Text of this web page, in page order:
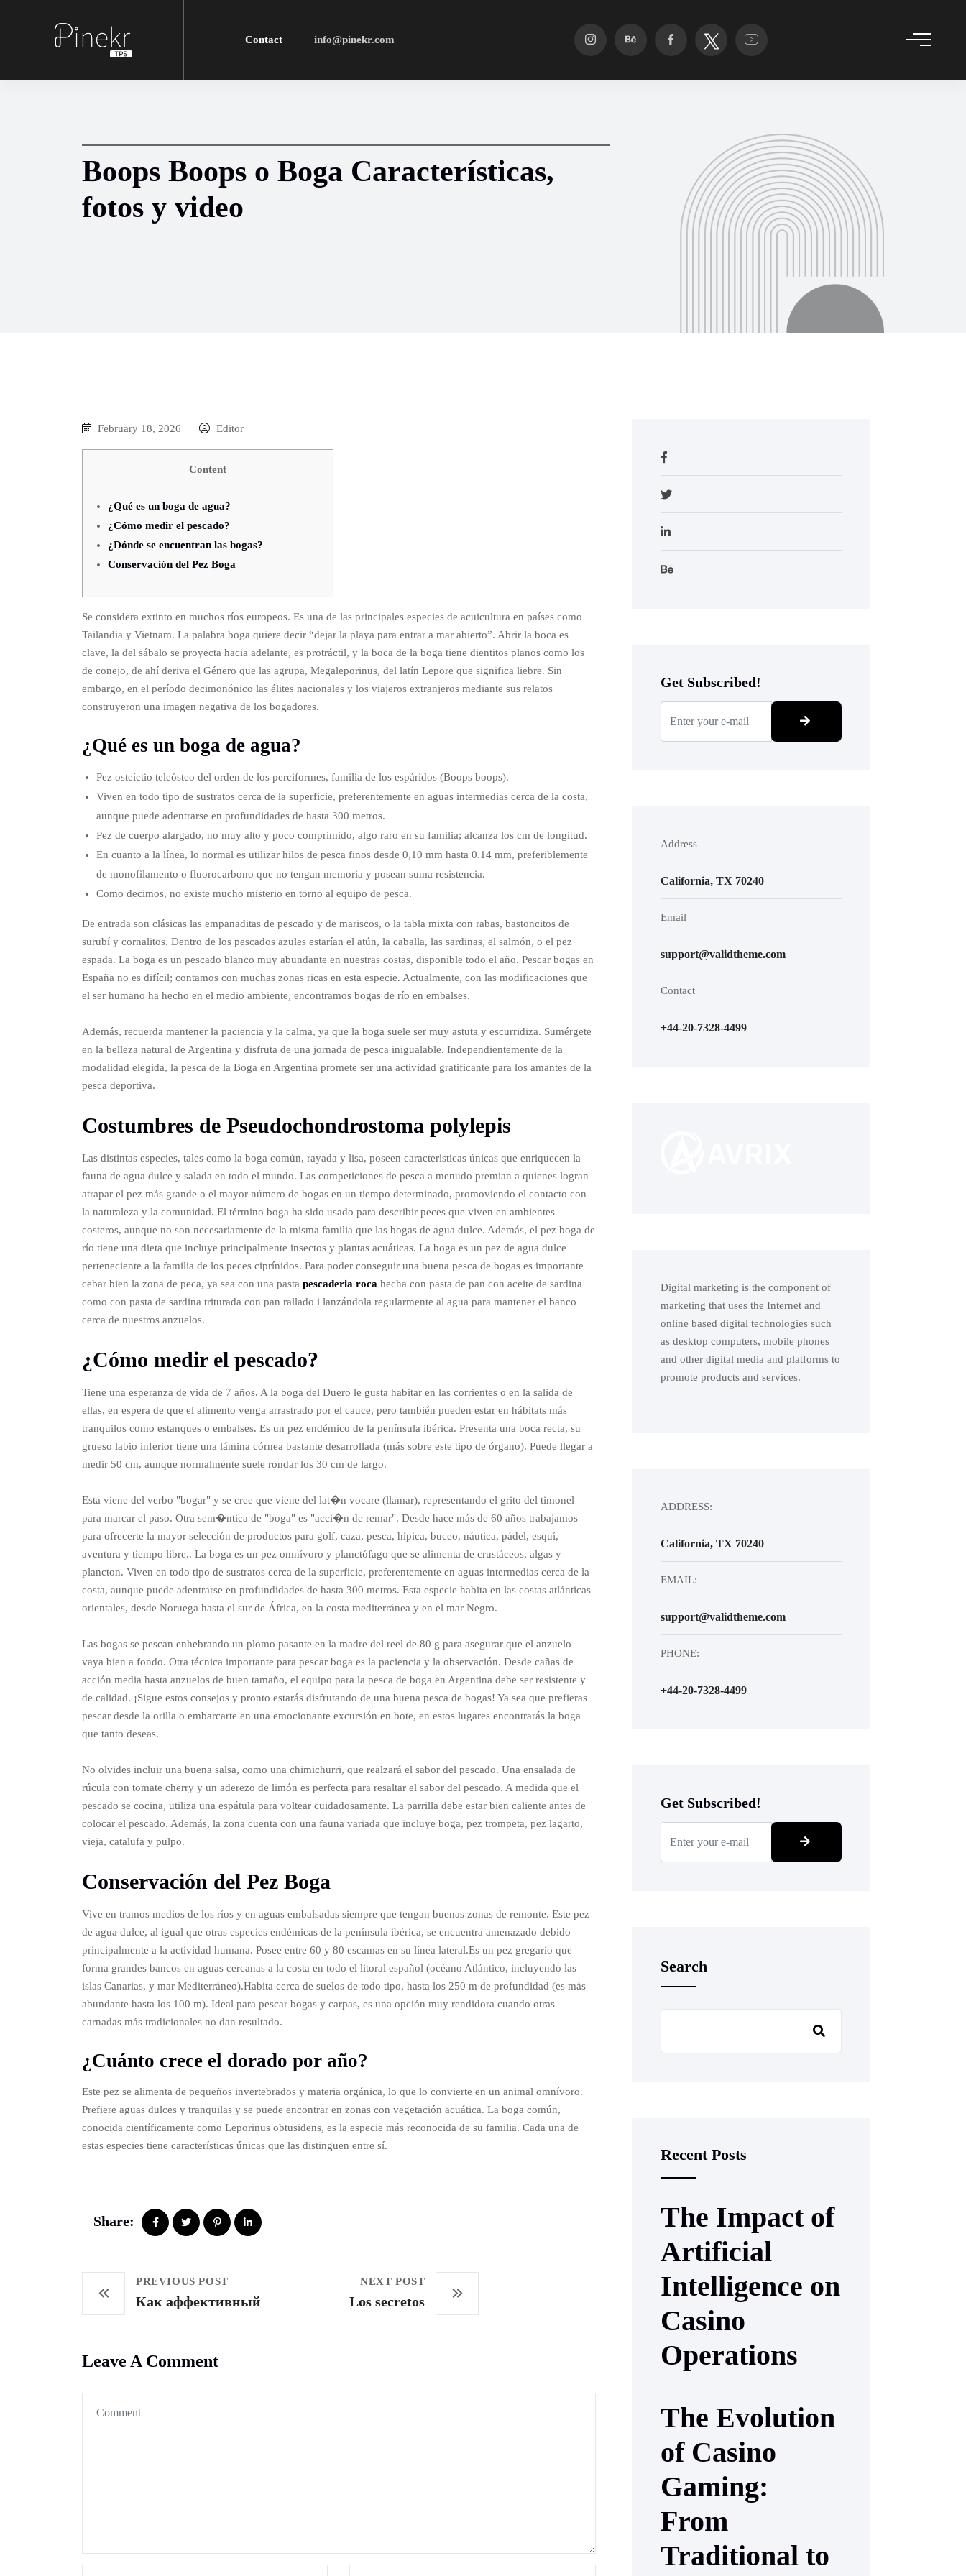
Contact info@pinekr.com
Boops Boops o Boga Características,
fotos y video
February 18, 2026 Editor
Content
¿Qué es un boga de agua?
¿Cómo medir el pescado?
¿Dónde se encuentran las bogas?
Conservación del Pez Boga
Se considera extinto en muchos ríos europeos. Es una de las principales especies de acuicultura en países como
Tailandia​ y Vietnam. La palabra boga quiere decir “dejar la playa para entrar a mar abierto”. Abrir la boca es
clave, la del sábalo se proyecta hacia adelante, es protráctil, y la boca de la boga tiene dientitos planos como los
de conejo, de ahí deriva el Género que las agrupa, Megaleporinus, del latín Lepore que significa liebre. Sin
embargo, en el período decimonónico las élites nacionales y los viajeros extranjeros mediante sus relatos
construyeron una imagen negativa de los bogadores.
¿Qué es un boga de agua?
Pez osteíctio teleósteo del orden de los perciformes, familia de los espáridos (Boops boops).
Viven en todo tipo de sustratos cerca de la superficie, preferentemente en aguas intermedias cerca de la costa,
aunque puede adentrarse en profundidades de hasta 300 metros.
Pez de cuerpo alargado, no muy alto y poco comprimido, algo raro en su familia; alcanza los cm de longitud.
En cuanto a la línea, lo normal es utilizar hilos de pesca finos desde 0,10 mm hasta 0.14 mm, preferiblemente
de monofilamento o fluorocarbono que no tengan memoria y posean suma resistencia.
Como decimos, no existe mucho misterio en torno al equipo de pesca.
De entrada son clásicas las empanaditas de pescado y de mariscos, o la tabla mixta con rabas, bastoncitos de
surubí y cornalitos. Dentro de los pescados azules estarían el atún, la caballa, las sardinas, el salmón, o el pez
espada. La boga es un pescado blanco muy abundante en nuestras costas, disponible todo el año. Pescar bogas en
España no es difícil; contamos con muchas zonas ricas en esta especie. Actualmente, con las modificaciones que
el ser humano ha hecho en el medio ambiente, encontramos bogas de río en embalses.
Además, recuerda mantener la paciencia y la calma, ya que la boga suele ser muy astuta y escurridiza. Sumérgete
en la belleza natural de Argentina y disfruta de una jornada de pesca inigualable. Independientemente de la
modalidad elegida, la pesca de la Boga en Argentina promete ser una actividad gratificante para los amantes de la
pesca deportiva.
Costumbres de Pseudochondrostoma polylepis
Las distintas especies, tales como la boga común, rayada y lisa, poseen características únicas que enriquecen la
fauna de agua dulce y salada en todo el mundo. Las competiciones de pesca a menudo premian a quienes logran
atrapar el pez más grande o el mayor número de bogas en un tiempo determinado, promoviendo el contacto con
la naturaleza y la comunidad. El término boga ha sido usado para describir peces que viven en ambientes
costeros, aunque no son necesariamente de la misma familia que las bogas de agua dulce. Además, el pez boga de
río tiene una dieta que incluye principalmente insectos y plantas acuáticas. La boga es un pez de agua dulce
perteneciente a la familia de los peces ciprínidos. Para poder conseguir una buena pesca de bogas es importante
cebar bien la zona de peca, ya sea con una pasta pescaderia roca hecha con pasta de pan con aceite de sardina
como con pasta de sardina triturada con pan rallado i lanzándola regularmente al agua para mantener el banco
cerca de nuestros anzuelos.
¿Cómo medir el pescado?
Tiene una esperanza de vida de 7 años. A la boga del Duero le gusta habitar en las corrientes o en la salida de
ellas, en espera de que el alimento venga arrastrado por el cauce, pero también pueden estar en hábitats más
tranquilos como estanques o embalses. Es un pez endémico de la península ibérica. Presenta una boca recta, su
grueso labio inferior tiene una lámina córnea bastante desarrollada (más sobre este tipo de órgano). Puede llegar a
medir 50 cm, aunque normalmente suele rondar los 30 cm de largo.
Esta viene del verbo "bogar" y se cree que viene del lat�n vocare (llamar), representando el grito del timonel
para marcar el paso. Otra sem�ntica de "boga" es "acci�n de remar". Desde hace más de 60 años trabajamos
para ofrecerte la mayor selección de productos para golf, caza, pesca, hípica, buceo, náutica, pádel, esquí,
aventura y tiempo libre.. La boga es un pez omnívoro y planctófago que se alimenta de crustáceos, algas y
plancton. Viven en todo tipo de sustratos cerca de la superficie, preferentemente en aguas intermedias cerca de la
costa, aunque puede adentrarse en profundidades de hasta 300 metros. Esta especie habita en las costas atlánticas
orientales, desde Noruega hasta el sur de África, en la costa mediterránea y en el mar Negro.
Las bogas se pescan enhebrando un plomo pasante en la madre del reel de 80 g para asegurar que el anzuelo
vaya bien a fondo. Otra técnica importante para pescar boga es la paciencia y la observación. Desde cañas de
acción media hasta anzuelos de buen tamaño, el equipo para la pesca de boga en Argentina debe ser resistente y
de calidad. ¡Sigue estos consejos y pronto estarás disfrutando de una buena pesca de bogas! Ya sea que prefieras
pescar desde la orilla o embarcarte en una emocionante excursión en bote, en estos lugares encontrarás la boga
que tanto deseas.
No olvides incluir una buena salsa, como una chimichurri, que realzará el sabor del pescado. Una ensalada de
rúcula con tomate cherry y un aderezo de limón es perfecta para resaltar el sabor del pescado. A medida que el
pescado se cocina, utiliza una espátula para voltear cuidadosamente. La parrilla debe estar bien caliente antes de
colocar el pescado. Además, la zona cuenta con una fauna variada que incluye boga, pez trompeta, pez lagarto,
vieja, catalufa y pulpo.
Conservación del Pez Boga
Vive en tramos medios de los ríos y en aguas embalsadas siempre que tengan buenas zonas de remonte. Este pez
de agua dulce, al igual que otras especies endémicas de la península ibérica, se encuentra amenazado debido
principalmente a la actividad humana. Posee entre 60 y 80 escamas en su línea lateral.Es un pez gregario que
forma grandes bancos en aguas cercanas a la costa en todo el litoral español (océano Atlántico, incluyendo las
islas Canarias, y mar Mediterráneo).Habita cerca de suelos de todo tipo, hasta los 250 m de profundidad (es más
abundante hasta los 100 m). Ideal para pescar bogas y carpas, es una opción muy rendidora cuando otras
carnadas más tradicionales no dan resultado.
¿Cuánto crece el dorado por año?
Este pez se alimenta de pequeños invertebrados y materia orgánica, lo que lo convierte en un animal omnívoro.
Prefiere aguas dulces y tranquilas y se puede encontrar en zonas con vegetación acuática. La boga común,
conocida científicamente como Leporinus obtusidens, es la especie más reconocida de su familia. Cada una de
estas especies tiene características únicas que las distinguen entre sí.
Share:
PREVIOUS POST
Как аффективный
NEXT POST
Los secretos
Leave A Comment
Get Subscribed!
Address
California, TX 70240
Email
support@validtheme.com
Contact
+44-20-7328-4499
Digital marketing is the component of
marketing that uses the Internet and
online based digital technologies such
as desktop computers, mobile phones
and other digital media and platforms to
promote products and services.
ADDRESS:
California, TX 70240
EMAIL:
support@validtheme.com
PHONE:
+44-20-7328-4499
Get Subscribed!
Search
Recent Posts
The Impact of
Artificial
Intelligence on
Casino
Operations
The Evolution
of Casino
Gaming:
From
Traditional to